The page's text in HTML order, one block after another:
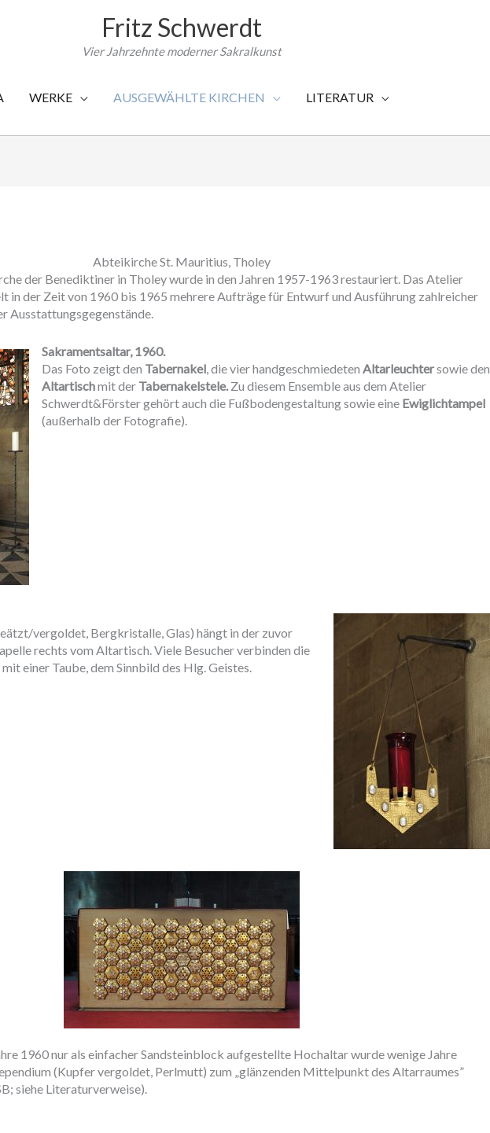
Fritz Schwerdt
Vier Jahrzehnte moderner Sakralkunst
WERKE AUSGEWÄHLTE KIRCHEN LITERATUR
Abteikirche St. Mauritius, Tholey
der Benediktiner in Tholey wurde in den Jahren 1957-1963 restauriert. Das Atelier
in der Zeit von 1960 bis 1965 mehrere Aufträge für Entwurf und Ausführung zahlreicher
Ausstattungsgegenstände.
Sakramentsaltar, 1960.
Das Foto zeigt den Tabernakel, die vier handgeschmiedeten Altarleuchtersowie den
Altartischmit der Tabernakelstele.Zu diesem Ensemble aus dem Atelier
Schwerdt&Förster gehört auch die Fußbodengestaltung sowie eine Ewiglichtampel
(außerhalb der Fotografie).
vergoldet, Bergkristalle, Glas) hängt in der zuvor
rechts vom Altartisch. Viele Besucher verbinden die
einer Taube, dem Sinnbild des Hlg. Geistes.
1960 nur als einfacher Sandsteinblock aufgestellte Hochaltar wurde wenige Jahre
(Kupfer vergoldet, Perlmutt) zum „glänzenden Mittelpunkt des Altarraumes”
siehe Literaturverweise).